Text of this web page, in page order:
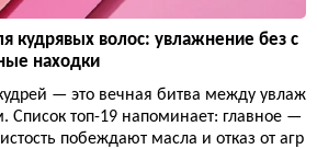
кудрявых волос: увлажнение без с
находки
— это вечная битва между увлаж
топ-19 напоминает: главное —
побеждают масла и отказ от агр